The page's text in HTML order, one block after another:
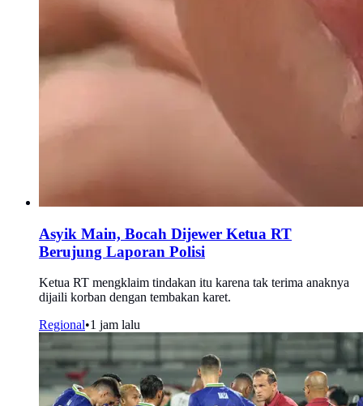
Asyik Main, Bocah Dijewer Ketua RT
Berujung Laporan Polisi
Ketua RT mengklaim tindakan itu karena tak terima anaknya
dijaili korban dengan tembakan karet.
Regional•1 jam lalu